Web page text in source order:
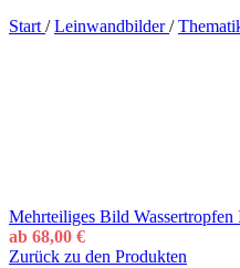
Start / Leinwandbilder/
Mehrteiliges Bild Wassertropfen
ab 68,00 €
Zurück zu den Produkten